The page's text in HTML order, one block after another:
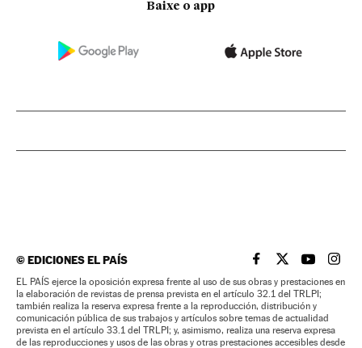
Baixe o app
©EDICIONES EL PAÍS EL PAÍS BRASIL EN
EL PAÍSEL PAÍS
EL
EL PAÍS ejerce la oposición expresa frente al uso de sus obras y prestaciones en
la elaboración de revistas de prensa prevista en el artículo 32.1 del TRLPI;
también realiza la reserva expresa frente a la reproducción, distribución y
comunicación pública de sus trabajos y artículos sobre temas de actualidad
prevista en el artículo 33.1 del TRLPI; y, asimismo, realiza una reserva expresa
de las reproducciones y usos de las obras y otras prestaciones accesibles desde